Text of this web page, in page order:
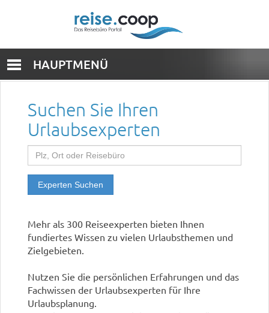
HAUPTMENÜ
Suchen Sie Ihren
Urlaubsexperten
Experten Suchen
Mehr als 300 Reiseexperten bieten Ihnen
fundiertes Wissen zu vielen Urlaubsthemen und
Zielgebieten.
Nutzen Sie die persönlichen Erfahrungen und das
Fachwissen der Urlaubsexperten für Ihre
Urlaubsplanung.